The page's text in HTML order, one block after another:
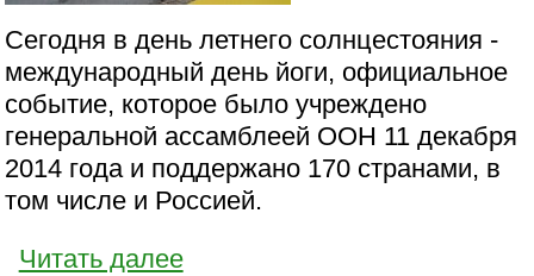
Сегодня в день летнего солнцестояния -
международный день йоги, официальное
событие, которое было учреждено
генеральной ассамблеей ООН 11 декабря
2014 года и поддержано 170 странами, в
том числе и Россией.
Читать далее